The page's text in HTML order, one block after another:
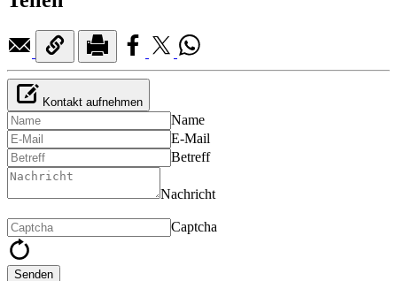
Kontakt aufnehmen
Name
E-Mail
Betreff
Nachricht
Captcha
Senden